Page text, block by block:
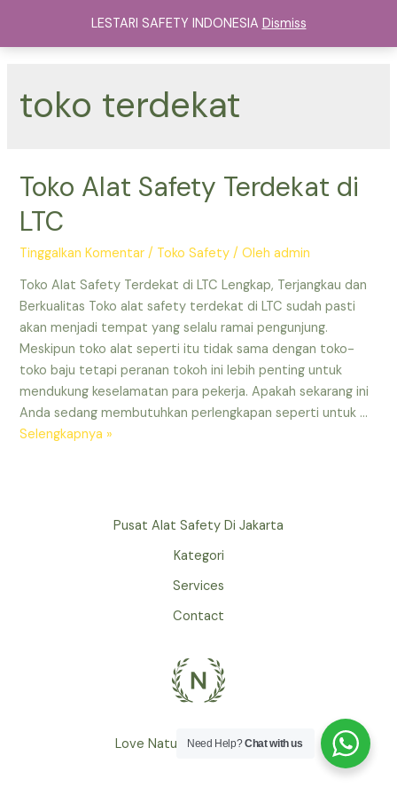
konten
toko terdekat
Toko Alat Safety Terdekat di
LTC
Tinggalkan Komentar / Toko Safety / Olehadmin
Toko Alat Safety Terdekat di LTC Lengkap, Terjangkau dan
Berkualitas Toko alat safety terdekat di LTC sudah pasti
akan menjadi tempat yang selalu ramai pengunjung.
Meskipun toko alat seperti itu tidak sama dengan toko-
toko baju tetapi peranan tokoh ini lebih penting untuk
mendukung keselamatan para pekerja. Apakah sekarang ini
Anda sedang membutuhkan perlengkapan seperti untuk …
Toko
Selengkapnya »
Pusat Alat Safety Di Jakarta
Kategori
Services
Contact
Love Nature by Tyler Moore
LESTARI SAFETY INDONESIA Dismiss
Need Help?Chat with us